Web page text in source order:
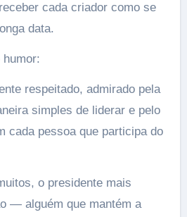
cada criador como se
data.
humor:
respeitado, admirado pela
simples de liderar e pelo
cada pessoa que participa do
o presidente mais
— alguém que mantém a